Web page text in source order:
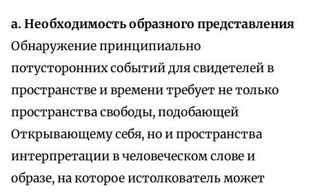
а. Необходимость образного представления
Обнаружение принципиально
потусторонних событий для свидетелей в
пространстве и времени требует не только
пространства свободы, подобающей
Открывающему себя, но и пространства
интерпретации в человеческом слове и
образе, на которое истолкователь может